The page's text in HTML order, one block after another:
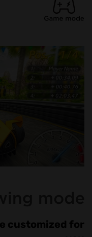
customized for